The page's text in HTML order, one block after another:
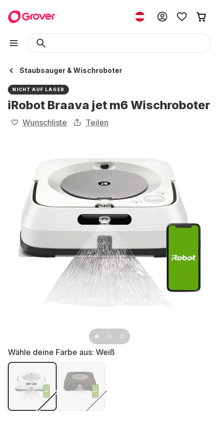
Staubsauger & Wischroboter
NICHT AUF LAGER
iRobot Braava jet m6 Wischroboter
Wunschliste Teilen
Wähle deine Farbe aus: Weiß